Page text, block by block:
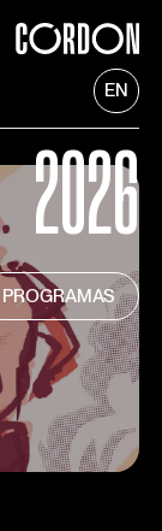
EN
2026
PROGRAMAS